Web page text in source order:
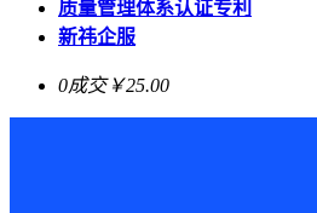
质量管理体系认证专利
新祎企服
0成交￥25.00